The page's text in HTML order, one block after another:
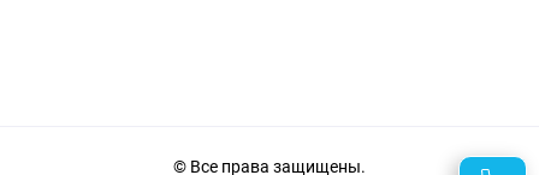
© Все права защищены.